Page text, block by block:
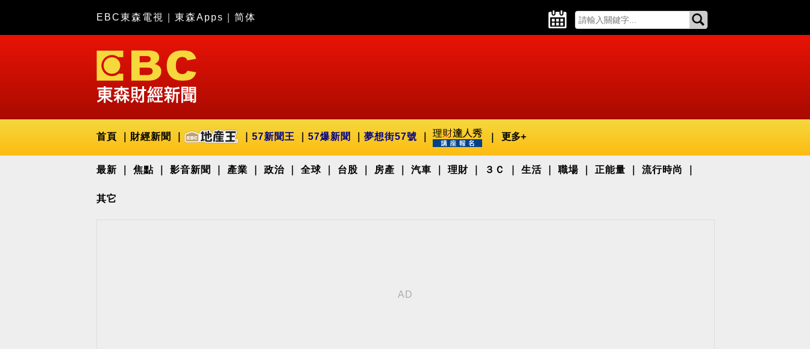
EBC東森電視 東森Apps 简体
首頁 財經新聞 57新聞王 57爆新聞 夢想街57號 更多+
最新 焦點 影音新聞 產業 政治 全球 台股 房產 汽車 理財 ３Ｃ 生活 職場 正能量 流行時尚
其它